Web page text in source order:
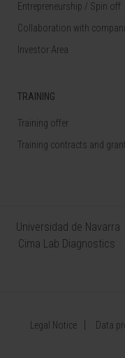
Entrepreneurship / Spin off
Collaboration with
Investor Area
TRAINING
Training offer
Training contracts and
Universidad de Navarra
Cima Lab Diagnostics
Legal Notice Data